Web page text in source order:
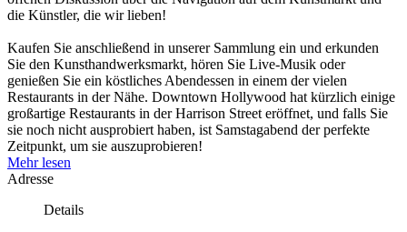
die Künstler, die wir lieben!
Kaufen Sie anschließend in unserer Sammlung ein und erkunden
Sie den Kunsthandwerksmarkt, hören Sie Live-Musik oder
genießen Sie ein köstliches Abendessen in einem der vielen
Restaurants in der Nähe. Downtown Hollywood hat kürzlich einige
großartige Restaurants in der Harrison Street eröffnet, und falls Sie
sie noch nicht ausprobiert haben, ist Samstagabend der perfekte
Zeitpunkt, um sie auszuprobieren!
Mehr lesen
Adresse
Details